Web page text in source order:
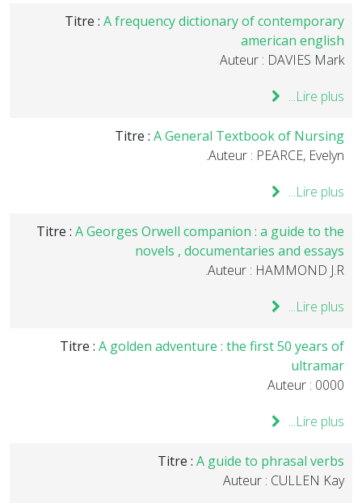
Titre : A frequency dictionary of contemporary
american english
Auteur : DAVIES Mark
Lire plus...
Titre : A General Textbook of Nursing
Auteur : PEARCE, Evelyn.
Lire plus...
Titre : A Georges Orwell companion : a guide to the
novels , documentaries and essays
Auteur : HAMMOND J.R.
Lire plus...
Titre : A golden adventure : the first 50 years of
ultramar
Auteur : 0000
Lire plus...
Titre : A guide to phrasal verbs
Auteur : CULLEN Kay